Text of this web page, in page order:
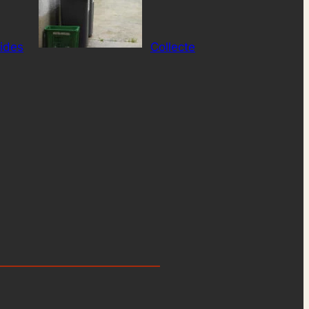
Collecte